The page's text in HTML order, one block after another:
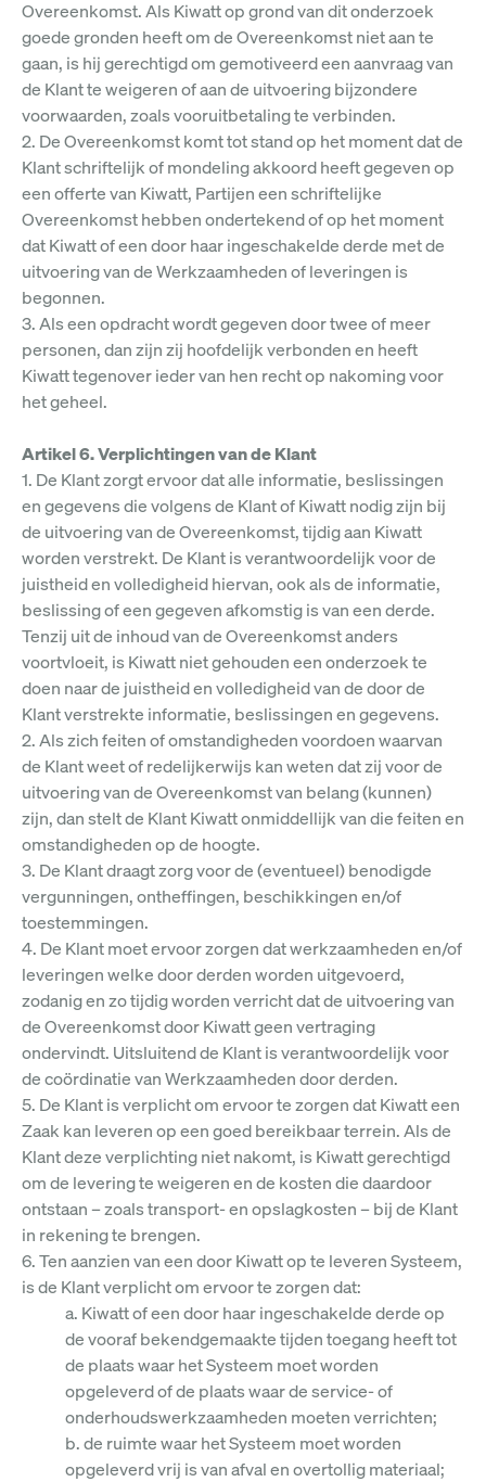
Overeenkomst. Als Kiwatt op grond van dit onderzoek
goede gronden heeft om de Overeenkomst niet aan te
gaan, is hij gerechtigd om gemotiveerd een aanvraag van
de Klant te weigeren of aan de uitvoering bijzondere
voorwaarden, zoals vooruitbetaling te verbinden.
2. De Overeenkomst komt tot stand op het moment dat de
Klant schriftelijk of mondeling akkoord heeft gegeven op
een offerte van Kiwatt, Partijen een schriftelijke
Overeenkomst hebben ondertekend of op het moment
dat Kiwatt of een door haar ingeschakelde derde met de
uitvoering van de Werkzaamheden of leveringen is
begonnen.
3. Als een opdracht wordt gegeven door twee of meer
personen, dan zijn zij hoofdelijk verbonden en heeft
Kiwatt tegenover ieder van hen recht op nakoming voor
het geheel.
Artikel 6. Verplichtingen van de Klant
1. De Klant zorgt ervoor dat alle informatie, beslissingen
en gegevens die volgens de Klant of Kiwatt nodig zijn bij
de uitvoering van de Overeenkomst, tijdig aan Kiwatt
worden verstrekt. De Klant is verantwoordelijk voor de
juistheid en volledigheid hiervan, ook als de informatie,
beslissing of een gegeven afkomstig is van een derde.
Tenzij uit de inhoud van de Overeenkomst anders
voortvloeit, is Kiwatt niet gehouden een onderzoek te
doen naar de juistheid en volledigheid van de door de
Klant verstrekte informatie, beslissingen en gegevens.
2. Als zich feiten of omstandigheden voordoen waarvan
de Klant weet of redelijkerwijs kan weten dat zij voor de
uitvoering van de Overeenkomst van belang (kunnen)
zijn, dan stelt de Klant Kiwatt onmiddellijk van die feiten en
omstandigheden op de hoogte.
3. De Klant draagt zorg voor de (eventueel) benodigde
vergunningen, ontheffingen, beschikkingen en/of
toestemmingen.
4. De Klant moet ervoor zorgen dat werkzaamheden en/of
leveringen welke door derden worden uitgevoerd,
zodanig en zo tijdig worden verricht dat de uitvoering van
de Overeenkomst door Kiwatt geen vertraging
ondervindt. Uitsluitend de Klant is verantwoordelijk voor
de coördinatie van Werkzaamheden door derden.
5. De Klant is verplicht om ervoor te zorgen dat Kiwatt een
Zaak kan leveren op een goed bereikbaar terrein. Als de
Klant deze verplichting niet nakomt, is Kiwatt gerechtigd
om de levering te weigeren en de kosten die daardoor
ontstaan – zoals transport- en opslagkosten – bij de Klant
in rekening te brengen.
6. Ten aanzien van een door Kiwatt op te leveren Systeem,
is de Klant verplicht om ervoor te zorgen dat:
a. Kiwatt of een door haar ingeschakelde derde op
de vooraf bekendgemaakte tijden toegang heeft tot
de plaats waar het Systeem moet worden
opgeleverd of de plaats waar de service- of
onderhoudswerkzaamheden moeten verrichten;
b. de ruimte waar het Systeem moet worden
opgeleverd vrij is van afval en overtollig materiaal;